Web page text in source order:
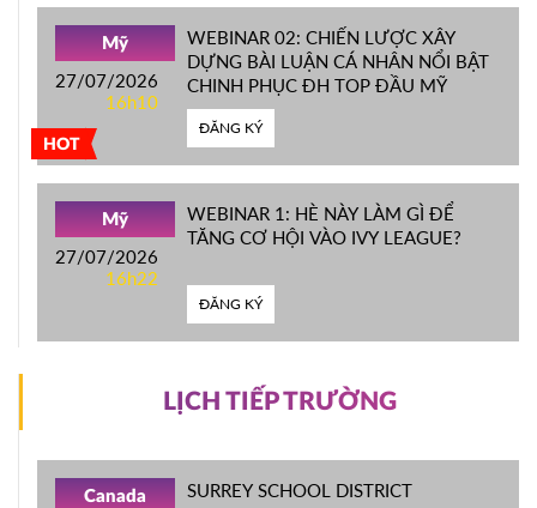
HOT
Mỹ
27/07/2026
16h10
WEBINAR 02: CHIẾN LƯỢC XÂY
DỰNG BÀI LUẬN CÁ NHÂN NỔI BẬT
CHINH PHỤC ĐH TOP ĐẦU MỸ
ĐĂNG KÝ
Mỹ
27/07/2026
16h22
WEBINAR 1: HÈ NÀY LÀM GÌ ĐỂ
TĂNG CƠ HỘI VÀO IVY LEAGUE?
ĐĂNG KÝ
LỊCH TIẾP TRƯỜNG
Canada SURREY SCHOOL DISTRICT